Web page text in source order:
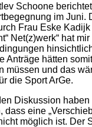
Schoone
im Juni.
Frau Eske Kadijk
Net(z)werk“ hat
Anträge hätten
müssen und das
die Sport ArGe.
Diskussion
eine
möglich ist. Der